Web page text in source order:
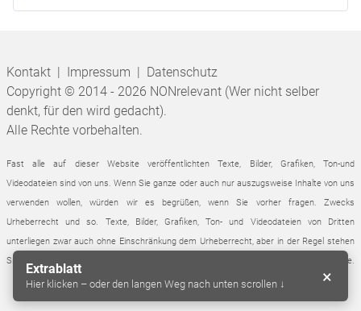
Kontakt | Impressum | Datenschutz
Copyright © 2014 - 2026 NONrelevant (Wer nicht selber
denkt, für den wird gedacht).
Alle Rechte vorbehalten.
Fast alle auf dieser Website veröffentlichten Texte, Bilder, Grafiken, Ton-und
Videodateien sind von uns. Wenn Sie ganze oder auch nur auszugsweise Inhalte von uns
verwenden wollen, würden wir es begrüßen, wenn Sie vorher fragen. Zwecks
Urheberrecht und so. Texte, Bilder, Grafiken, Ton- und Videodateien von Dritten
unterliegen zwar auch ohne Einschränkung dem Urheberrecht, aber in der Regel stehen
Sie frei zur Verfügung. Alle Quellen von Dritten sind von uns angegeben, ohne Ausnahme.
Extrablatt
Hier klicken – oder den langen Weg nach unten scrollen ↓ ×